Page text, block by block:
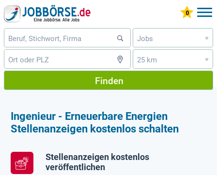
Jobs »
25 km »
Finden
Ingenieur - Erneuerbare Energien
Stellenanzeigen kostenlos schalten
Stellenanzeigen kostenlos
veröffentlichen